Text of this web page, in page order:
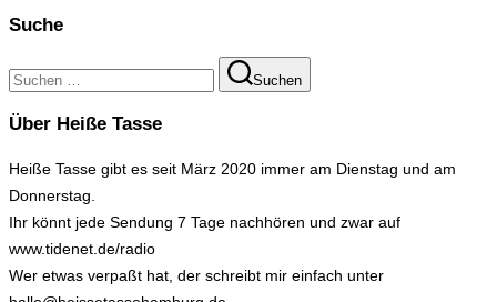
Suche
Suchen
nach:
Suchen
Über Heiße Tasse
Heiße Tasse gibt es seit März 2020 immer am Dienstag und am
Donnerstag.
Ihr könnt jede Sendung 7 Tage nachhören und zwar auf
www.tidenet.de/radio
Wer etwas verpaßt hat, der schreibt mir einfach unter